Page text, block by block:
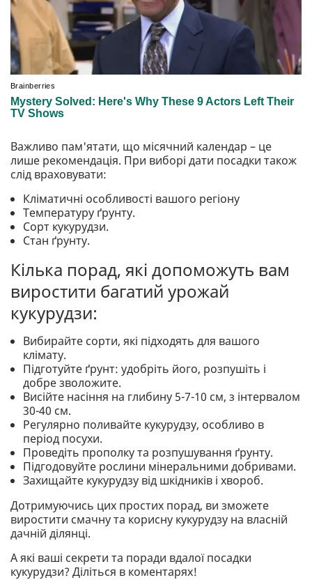
Важливо пам'ятати, що місячний календар – це
лише рекомендація. При виборі дати посадки також
слід враховувати:
Кліматичні особливості вашого регіону
Температуру ґрунту.
Сорт кукурудзи.
Стан ґрунту.
Кілька порад, які допоможуть вам
виростити багатий урожай
кукурудзи:
Вибирайте сорти, які підходять для вашого
клімату.
Підготуйте ґрунт: удобріть його, розпушіть і
добре зволожите.
Висійте насіння на глибину 5-7-10 см, з інтервалом
30-40 см.
Регулярно поливайте кукурудзу, особливо в
період посухи.
Проведіть прополку та розпушування ґрунту.
Підгодовуйте рослини мінеральними добривами.
Захищайте кукурудзу від шкідників і хвороб.
Дотримуючись цих простих порад, ви зможете
виростити смачну та корисну кукурудзу на власній
дачній ділянці.
А які ваші секрети та поради вдалої посадки
кукурудзи? Діліться в коментарях!